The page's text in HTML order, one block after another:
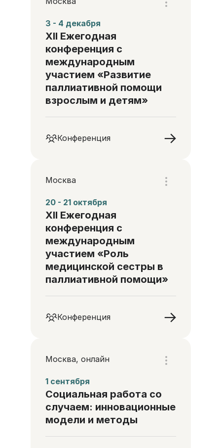
3 - 4 декабря
XII Ежегодная
конференция с
международным
участием «Развитие
паллиативной помощи
взрослым и детям»
Конференция
Москва
20 - 21 октября
XII Ежегодная
конференция с
международным
участием «Роль
медицинской сестры в
паллиативной помощи»
Конференция
Москва, онлайн
1 сентября
Социальная работа со
случаем: инновационные
модели и методы